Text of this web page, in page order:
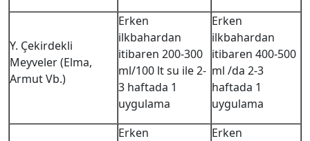
Y. Çekirdekli
Meyveler (Elma,
Armut Vb.)
Erken
ilkbahardan
itibaren 200-300
ml/100 lt su ile 2-
3 haftada 1
uygulama
Erken
ilkbahardan
itibaren 400-500
ml /da 2-3
haftada 1
uygulama
Erken
Erken